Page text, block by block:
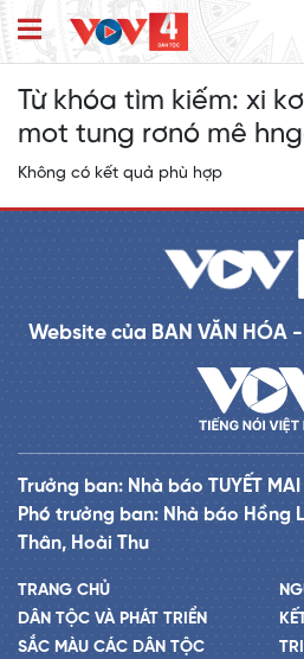
Từ khóa tìm kiếm: xi
mot tung rơnó mê
Không có kết quả phù hợp
Website của BAN VĂN HÓA
Trưởng ban: Nhà báo TUYẾT MAI
Phó trưởng ban: Nhà báo Hồng
Thân, Hoài Thu
TRANG CHỦ
DÂN TỘC VÀ PHÁT TRIỂN
SẮC MÀU CÁC DÂN TỘC